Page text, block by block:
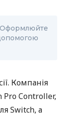
Оформлюйте
Компанія
Controller,
Switch, а